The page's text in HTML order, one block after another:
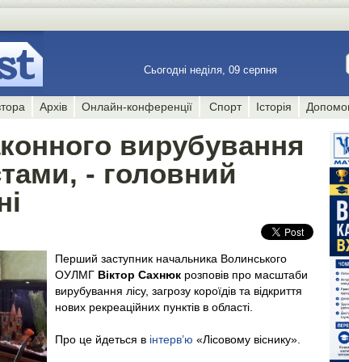
Сьогодні неділя, 09 серпня
Архів Онлайн-конференції Спорт Історія
вирубування
- головний
Перший заступник начальника Волинського
ОУЛМГ Віктор Сахнюк розповів про масштаби
вирубування лісу, загрозу короїдів та відкриття
нових рекреаційних пунктів в області.
Про це йдеться в інтерв’ю «Лісовому віснику».